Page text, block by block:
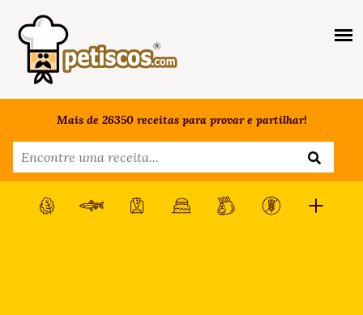
Mais de 26350 receitas para provar e partilhar!